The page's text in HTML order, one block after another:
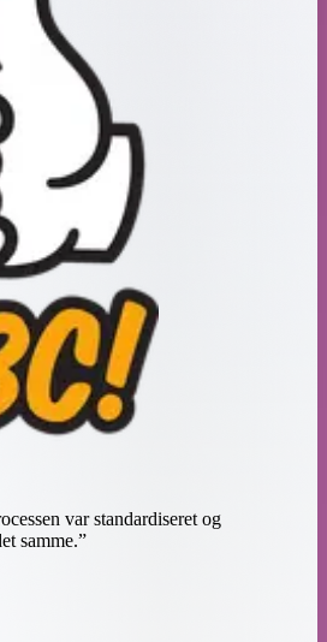
var standardiseret og
samme.”